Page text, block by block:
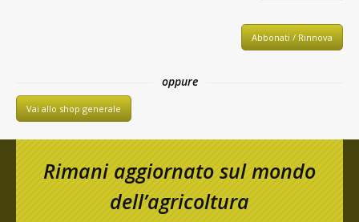
Abbonati / Rinnova
oppure
Vai allo shop generale
Rimani aggiornato sul mondo
dell’agricoltura